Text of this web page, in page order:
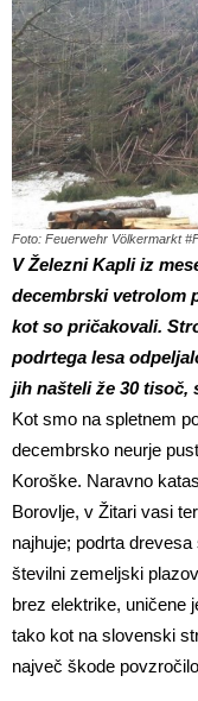
Foto: Feuerwehr Völkermarkt
V Železni Kapli iz
decembrski vetrolom
kot so pričakovali.
podrtega lesa
jih našteli že 30 tisoč,
Kot smo na spletnem
decembrsko neurje
Koroške. Naravno
Borovlje, v Žitari vasi
najhuje; podrta
številni zemeljski
brez elektrike, uničene
tako kot na slovenski
največ škode